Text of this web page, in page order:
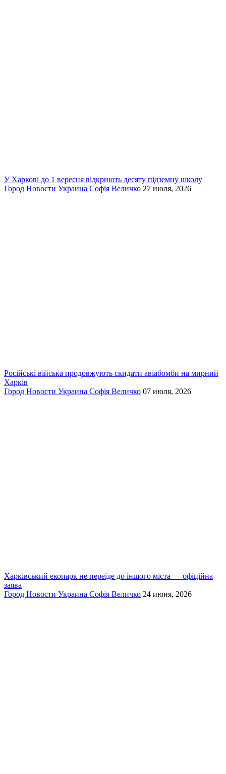
У Харкові до 1 вересня відкриють десяту підземну школу
Город Новости Украина Софія Величко 27 июля, 2026
Російські війська продовжують скидати авіабомби на мирний
Харків
Город Новости Украина Софія Величко 07 июля, 2026
Харківський екопарк не переїде до іншого міста — офіційна
заява
Город Новости Украина Софія Величко 24 июня, 2026